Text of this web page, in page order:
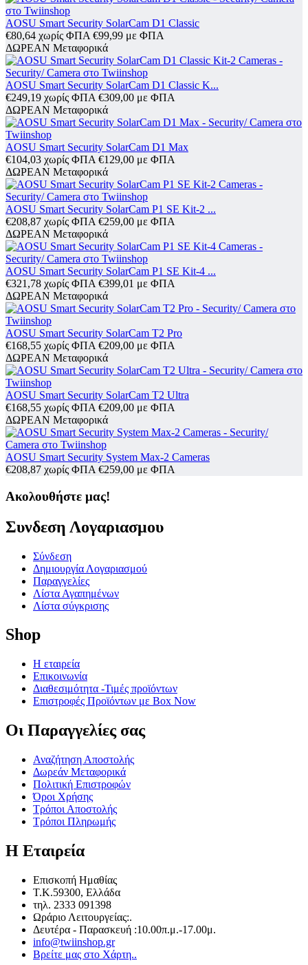
AOSU Smart Security SolarCam D1 Classic
€80,64 χωρίς ΦΠΑ €99,99 με ΦΠΑ
ΔΩΡΕΑΝ Μεταφορικά
AOSU Smart Security SolarCam D1 Classic K...
€249,19 χωρίς ΦΠΑ €309,00 με ΦΠΑ
ΔΩΡΕΑΝ Μεταφορικά
AOSU Smart Security SolarCam D1 Max
€104,03 χωρίς ΦΠΑ €129,00 με ΦΠΑ
ΔΩΡΕΑΝ Μεταφορικά
AOSU Smart Security SolarCam P1 SE Kit-2 ...
€208,87 χωρίς ΦΠΑ €259,00 με ΦΠΑ
ΔΩΡΕΑΝ Μεταφορικά
AOSU Smart Security SolarCam P1 SE Kit-4 ...
€321,78 χωρίς ΦΠΑ €399,01 με ΦΠΑ
ΔΩΡΕΑΝ Μεταφορικά
AOSU Smart Security SolarCam T2 Pro
€168,55 χωρίς ΦΠΑ €209,00 με ΦΠΑ
ΔΩΡΕΑΝ Μεταφορικά
AOSU Smart Security SolarCam T2 Ultra
€168,55 χωρίς ΦΠΑ €209,00 με ΦΠΑ
ΔΩΡΕΑΝ Μεταφορικά
AOSU Smart Security System Max-2 Cameras
€208,87 χωρίς ΦΠΑ €259,00 με ΦΠΑ
Ακολουθήστε μας!
Συνδεση Λογαριασμου​
Σύνδεση
Δημιουργία Λογαριασμού
Παραγγελίες
Λίστα Αγαπημένων
Λίστα σύγκρισης
Shop
Η εταιρεία
Επικοινωνία
Διαθεσιμότητα -Τιμές προϊόντων
Επιστροφές Προϊόντων με Box Now
Οι Παραγγελίες​ σας
Αναζήτηση Αποστολής
Δωρεάν Μεταφορικά
Πολιτική Επιστροφών
Όροι Χρήσης
Τρόποι Αποστολής
Τρόποι Πληρωμής
Η Εταιρεία​
Επισκοπή Ημαθίας
T.K.59300, Ελλάδα
τηλ. 2333 091398
Ωράριο Λειτουργείας:.
Δευτέρα - Παρασκευή :10.00π.μ.-17.00μ.
info@twiinshop.gr
Βρείτε μας στο Χάρτη..